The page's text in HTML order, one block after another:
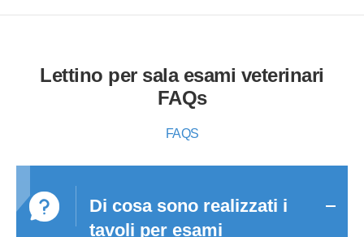
Lettino per sala esami veterinari
FAQs
FAQS
Di cosa sono realizzati i
tavoli per esami